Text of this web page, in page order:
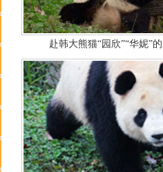
赴韩大熊猫“园欣”“华妮”